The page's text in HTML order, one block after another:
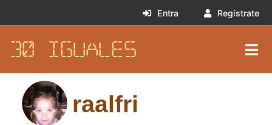
Entra Regístrate
30 IGUALES
raalfri